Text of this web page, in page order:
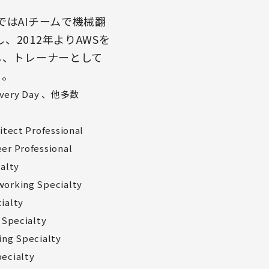
AIチームで機械翻
2012年よりAWSを
トレーナーとして
Day 、他多数
Professional
Professional
Specialty
Specialty
Specialty